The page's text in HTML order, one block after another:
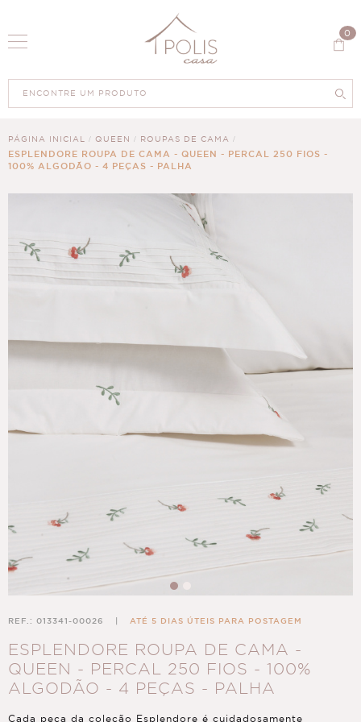
0
PÁGINA INICIAL QUEEN ROUPAS DE CAMA
ESPLENDORE ROUPA DE CAMA - QUEEN - PERCAL 250 FIOS -
100% ALGODÃO - 4 PEÇAS - PALHA
REF.: 013341-00026 ATÉ 5 DIAS ÚTEIS PARA POSTAGEM
ESPLENDORE ROUPA DE CAMA -
QUEEN - PERCAL 250 FIOS - 100%
ALGODÃO - 4 PEÇAS - PALHA
Cada peça da coleção Esplendore é cuidadosamente